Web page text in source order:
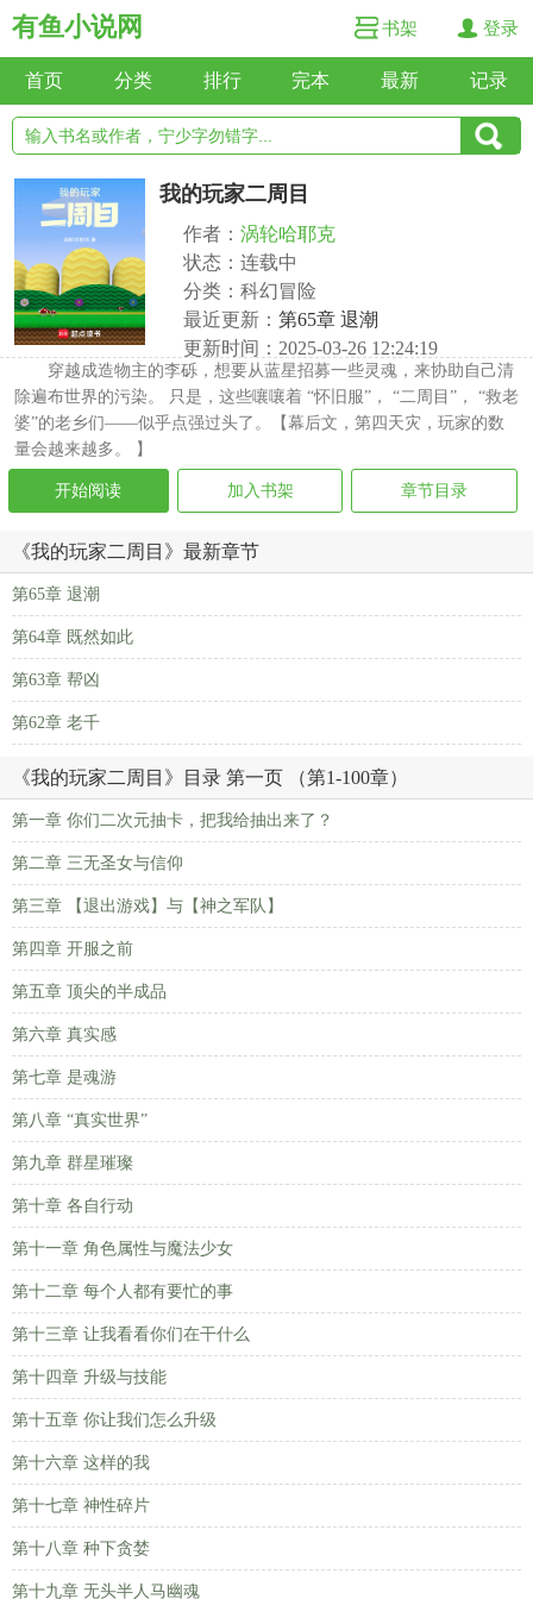
有鱼小说网 书架 登录
首页 分类 排行 完本 最新 记录
我的玩家二周目
作者： 涡轮哈耶克
状态：连载中
分类：科幻冒险
最近更新： 第65章 退潮
更新时间：2025-03-26 12:24:19
穿越成造物主的李砾，想要从蓝星招募一些灵魂，来协助自己清
除遍布世界的污染。 只是，这些嚷嚷着 “怀旧服”， “二周目”， “救老
婆”的老乡们——似乎点强过头了。【幕后文，第四天灾，玩家的数
量会越来越多。 】
开始阅读 加入书架 章节目录
《我的玩家二周目》最新章节
第65章 退潮
第64章 既然如此
第63章 帮凶
第62章 老千
《我的玩家二周目》目录 第一页 （第1-100章）
第一章 你们二次元抽卡，把我给抽出来了？
第二章 三无圣女与信仰
第三章 【退出游戏】与【神之军队】
第四章 开服之前
第五章 顶尖的半成品
第六章 真实感
第七章 是魂游
第八章 “真实世界”
第九章 群星璀璨
第十章 各自行动
第十一章 角色属性与魔法少女
第十二章 每个人都有要忙的事
第十三章 让我看看你们在干什么
第十四章 升级与技能
第十五章 你让我们怎么升级
第十六章 这样的我
第十七章 神性碎片
第十八章 种下贪婪
第十九章 无头半人马幽魂